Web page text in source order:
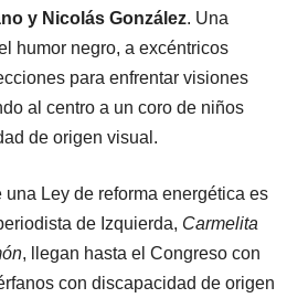
y Nicolás González. Una
humor negro, a excéntricos
para enfrentar visiones
al centro a un coro de niños
de origen visual.
Ley de reforma energética es
de Izquierda, Carmelita
, llegan hasta el Congreso con
con discapacidad de origen